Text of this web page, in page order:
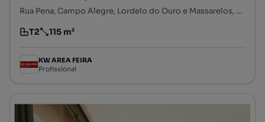
Rua Pena, Campo Alegre, Lordelo do Ouro e Massarelos, Porto, Porto
Tipologia
T2
Preço por metro quadrado
115 m²
KW AREA FEIRA
Profissional